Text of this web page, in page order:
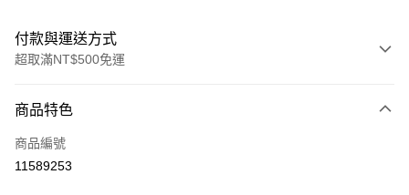
付款與運送方式
超取滿NT$500免運
信用卡一次付款
超商取貨付款
商品特色
商品編號
11589253